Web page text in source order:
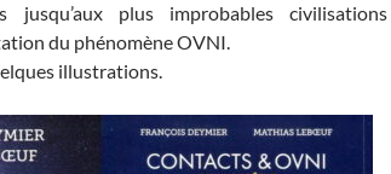
jusqu’aux plus improbables civilisations
du phénomène OVNI.
illustrations.